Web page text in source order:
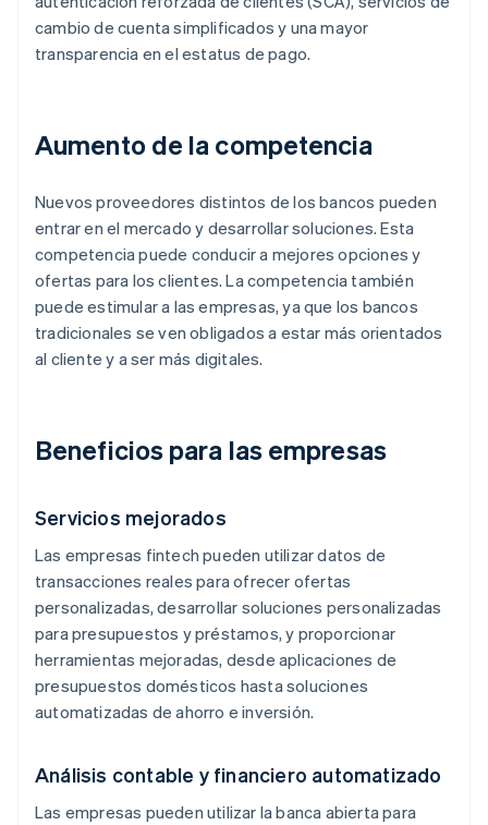
cambio de cuenta simplificados y una mayor
transparencia en el estatus de pago.
Aumento de la competencia
Nuevos proveedores distintos de los bancos pueden
entrar en el mercado y desarrollar soluciones. Esta
competencia puede conducir a mejores opciones y
ofertas para los clientes. La competencia también
puede estimular a las empresas, ya que los bancos
tradicionales se ven obligados a estar más orientados
al cliente y a ser más digitales.
Beneficios para las empresas
Servicios mejorados
Las empresas fintech pueden utilizar datos de
transacciones reales para ofrecer ofertas
personalizadas, desarrollar soluciones personalizadas
para presupuestos y préstamos, y proporcionar
herramientas mejoradas, desde aplicaciones de
presupuestos domésticos hasta soluciones
automatizadas de ahorro e inversión.
Análisis contable y financiero automatizado
Las empresas pueden utilizar la banca abierta para